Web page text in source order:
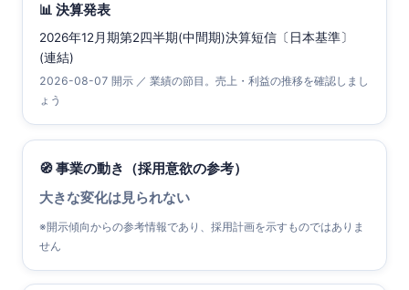
📊 決算発表
2026年12月期第2四半期(中間期)決算短信〔日本基準〕
(連結)
2026-08-07 開示 ／ 業績の節目。売上・利益の推移を確認しまし
ょう
🧭 事業の動き（採用意欲の参考）
大きな変化は見られない
※開示傾向からの参考情報であり、採用計画を示すものではありま
せん